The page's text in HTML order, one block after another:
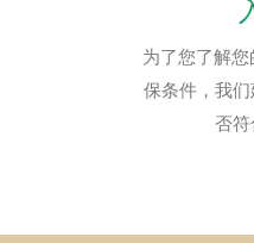
为了您了解
保条件，我
否符